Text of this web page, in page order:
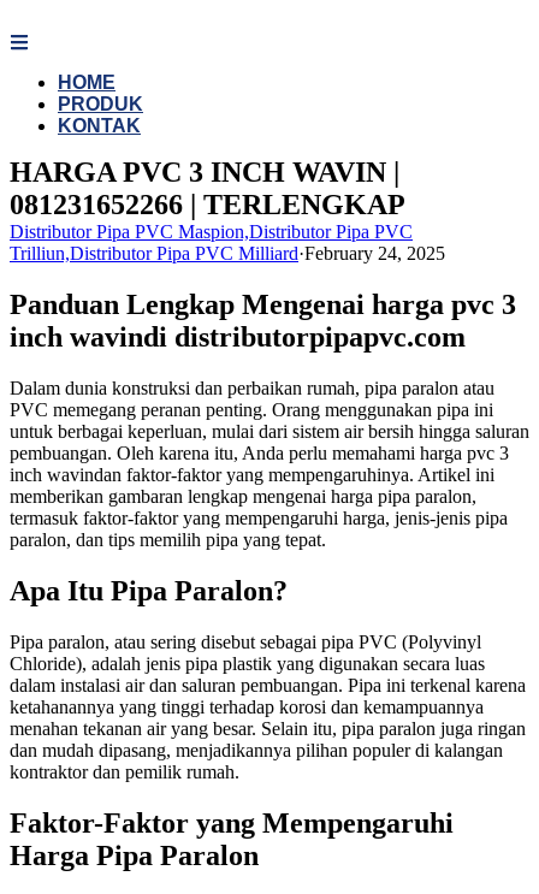
to
HOME
PRODUK
KONTAK
HARGA PVC 3 INCH WAVIN |
081231652266 | TERLENGKAP
Distributor Pipa PVC Maspion,Distributor Pipa PVC
Trilliun,Distributor Pipa PVC Milliard·February 24, 2025
Panduan Lengkap Mengenai harga pvc 3
inch wavindi distributorpipapvc.com
Dalam dunia konstruksi dan perbaikan rumah, pipa paralon atau
PVC memegang peranan penting. Orang menggunakan pipa ini
untuk berbagai keperluan, mulai dari sistem air bersih hingga saluran
pembuangan. Oleh karena itu, Anda perlu memahami harga pvc 3
inch wavindan faktor-faktor yang mempengaruhinya. Artikel ini
memberikan gambaran lengkap mengenai harga pipa paralon,
termasuk faktor-faktor yang mempengaruhi harga, jenis-jenis pipa
paralon, dan tips memilih pipa yang tepat.
Apa Itu Pipa Paralon?
Pipa paralon, atau sering disebut sebagai pipa PVC (Polyvinyl
Chloride), adalah jenis pipa plastik yang digunakan secara luas
dalam instalasi air dan saluran pembuangan. Pipa ini terkenal karena
ketahanannya yang tinggi terhadap korosi dan kemampuannya
menahan tekanan air yang besar. Selain itu, pipa paralon juga ringan
dan mudah dipasang, menjadikannya pilihan populer di kalangan
kontraktor dan pemilik rumah.
Faktor-Faktor yang Mempengaruhi
Harga Pipa Paralon